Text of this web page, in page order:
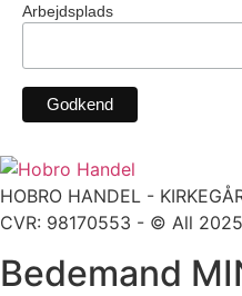
Arbejdsplads
HOBRO HANDEL -
CVR: 98170553 - © All
Bedemand